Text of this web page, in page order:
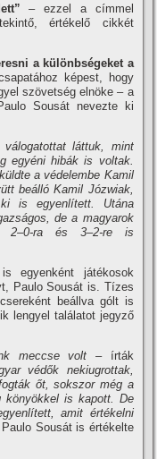
– ezzel a címmel
értékelő cikkét
a különbségeket a
képest, hogy
szövetség elnöke – a
Sousát nevezte ki
válogatottat láttuk, mint
egyéni hibák is voltak.
a védelembe Kamil
beálló Kamil Józwiak,
is egyenlített. Utána
de a magyarok
2–0-ra és 3–2-re is
egyenként játékosok
Paulo Sousát is. Tízes
beállva gólt is
lengyel találatot jegyző
meccse volt – írták
védők nekiugrottak,
őt, sokszor még a
könyökkel is kapott. De
amit értékelni
Sousát is értékelte